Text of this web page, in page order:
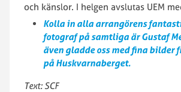
och känslor. I helgen avslutas UEM
Kolla in alla arrangörens
fotograf på samtliga är Gustaf
även gladde oss med fina bilder
på Huskvarnaberget.
Text: SCF